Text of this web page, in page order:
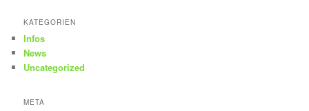
KATEGORIEN
Infos
News
Uncategorized
META